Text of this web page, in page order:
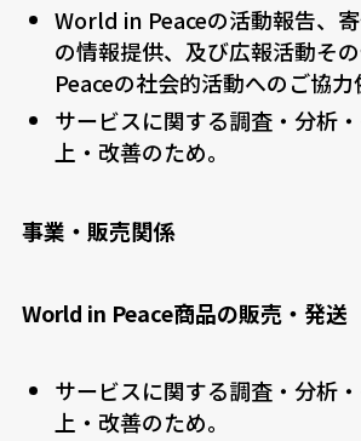
World in Peaceの活動報告、
の情報提供、及び広報活動そ
Peaceの社会的活動へのご協力
サービスに関する調査・分析
上・改善のため。
事業・販売関係
World in Peace商品の販売・発送
サービスに関する調査・分析
上・改善のため。